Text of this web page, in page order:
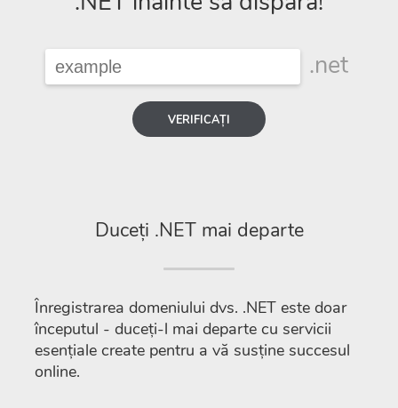
.net
VERIFICAȚI
Duceți .NET mai departe
Înregistrarea domeniului dvs. .NET este doar
începutul - duceți-l mai departe cu servicii
esențiale create pentru a vă susține succesul
online.